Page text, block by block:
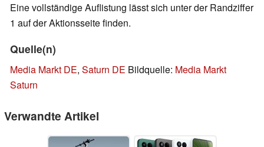
Eine vollständige Auflistung lässt sich unter der Randziffer
1 auf der Aktionsseite finden.
Quelle(n)
Media Markt DE, Saturn DE Bildquelle: Media Markt
Saturn
Verwandte Artikel